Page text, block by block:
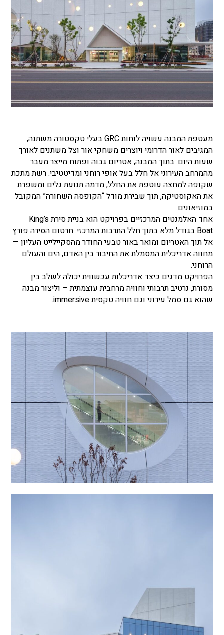
מעטפת המבנה עשויה לוחות GRC בעלי טקסטורה משתנה,
המגיבים לאור הדרומי ויוצרים משחקי אור וצל משתנים לאורך
שעות היום. בתוך המבנה, אטריום גבוה ופתוח מייצר מעבר
מהמרחב העירוני אל חלל בעל אופי רוחני ומדיטטיבי. רשת מתכת
שקופה למחצה עוטפת את החלל, מדמה תנועת גלים ומשפרת
את האקוסטיקה, תוך שבירת מודל “הקופסה השחורה” המקובל
במוזיאונים.
אחד האלמנטים המרכזיים בפרויקט הוא בניית סירת King’s
Boat בגודל מלא בתוך חלל התרבות המרכזי. חרטום הסירה פורץ
אל תוך האטריום ומואר באור טבעי החודר מהסקיילייט העליון —
מחווה אדריכלית המסמלת את החיבור בין האדם, הים והעולם
הרוחני.
הפרויקט מדגים כיצד אדריכלות עכשווית יכולה לשלב בין
מסורת, נרטיב תרבותי וחוויה מרחבית עוצמתית – וליצור מבנה
שהוא גם סמל עירוני וגם חוויה טקסית immersive.